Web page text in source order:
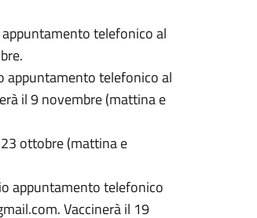
telefonico al
appuntamento telefonico al
il 9 novembre (mattina e
ottobre (mattina e
appuntamento telefonico
Vaccinerà il 19